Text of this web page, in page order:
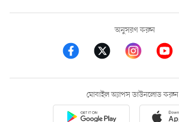
অনুসরণ করুন
মোবাইল অ্যাপস ডাউনলোড করুন